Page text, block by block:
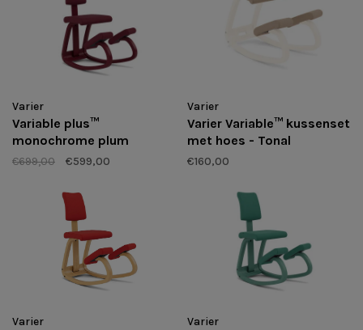
Varier
Variable plus™
monochrome plum
€699,00 €599,00
Varier
Varier Variable™ kussenset
met hoes - Tonal
€160,00
Varier Varier